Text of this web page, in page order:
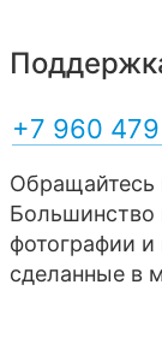
+7 960
Обращайтесь
Большинство
фотографии и
сделанные в